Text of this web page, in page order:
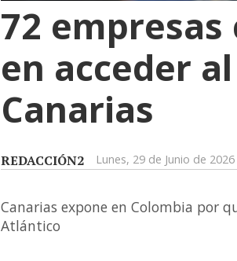
72
en acceder
Canarias
REDACCIÓN2 Lunes, 29 de Junio de 2026
Canarias expone en Colombia por
Atlántico